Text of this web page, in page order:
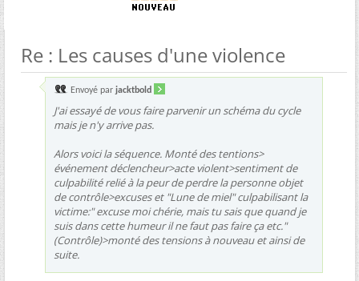
Re : Les causes d'une violence
Envoyé par jacktbold
J'ai essayé de vous faire parvenir un schéma du cycle
mais je n'y arrive pas.
Alors voici la séquence. Monté des tentions>
événement déclencheur>acte violent>sentiment de
culpabilité relié à la peur de perdre la personne objet
de contrôle>excuses et "Lune de miel" culpabilisant la
victime:" excuse moi chérie, mais tu sais que quand je
suis dans cette humeur il ne faut pas faire ça etc."
(Contrôle)>monté des tensions à nouveau et ainsi de
suite.